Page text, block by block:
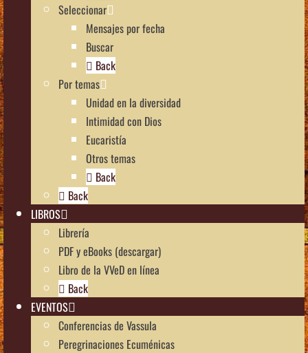
Seleccionar
Mensajes por fecha
Buscar
Back
Por temas
Unidad en la diversidad
Intimidad con Dios
Eucaristía
Otros temas
Back
Back
LIBROS
Librería
PDF y eBooks (descargar)
Libro de la VVeD en línea
Back
EVENTOS
Conferencias de Vassula
Peregrinaciones Ecuménicas